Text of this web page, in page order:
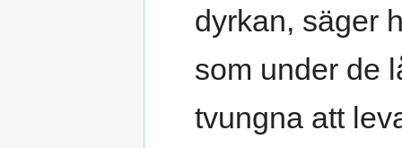
dyrkan, säger
som under de
tvungna att